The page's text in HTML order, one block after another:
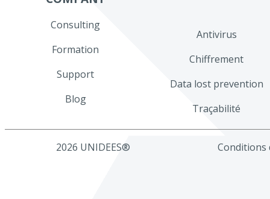
Consulting
Formation
Support
Blog
Antivirus
Chiffrement
Data lost prevention
Traçabilité
2026 UNIDEES® Conditions